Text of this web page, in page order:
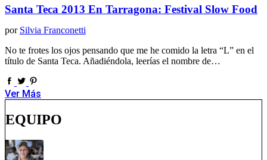
Santa Teca 2013 En Tarragona: Festival Slow Food
por Silvia Franconetti
No te frotes los ojos pensando que me he comido la letra “L” en el
título de Santa Teca. Añadiéndola, leerías el nombre de…
Ver Más
EQUIPO